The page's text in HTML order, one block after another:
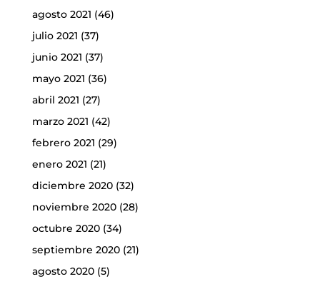
agosto 2021 (46)
julio 2021 (37)
junio 2021 (37)
mayo 2021 (36)
abril 2021 (27)
marzo 2021 (42)
febrero 2021 (29)
enero 2021 (21)
diciembre 2020(32)
noviembre 2020(28)
octubre 2020(34)
septiembre 2020(21)
agosto 2020(5)